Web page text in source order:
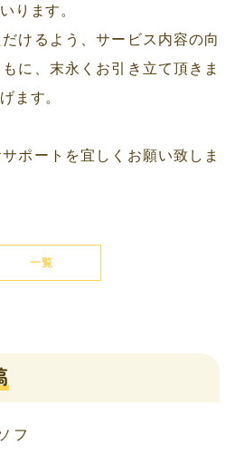
ります。
けるよう、サービス内容の向
に、末永くお引き立て頂きま
ます。
ポートを宜しくお願い致しま
一覧